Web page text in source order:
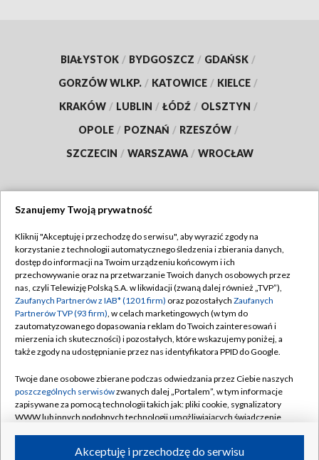
BIAŁYSTOK / BYDGOSZCZ / GDAŃSK /
GORZÓW WLKP. / KATOWICE / KIELCE /
KRAKÓW / LUBLIN / ŁÓDŹ / OLSZTYN /
OPOLE / POZNAŃ / RZESZÓW /
SZCZECIN / WARSZAWA / WROCŁAW
TVP
Abonament TVP
Emisja w TVP
Centrum informacji TVP
Naziemna Telewizja Cyfrowa
Rada Programowa
System NOS
Informacje o nadawcy
Regulamin TVP
Polityka prywatności
Moje zgody
Pomoc
Kontakt
Kanały
Szanujemy Twoją prywatność
Kliknij "Akceptuję i przechodzę do serwisu", aby wyrazić zgody na
korzystanie z technologii automatycznego śledzenia i zbierania danych,
dostęp do informacji na Twoim urządzeniu końcowym i ich
przechowywanie oraz na przetwarzanie Twoich danych osobowych przez
nas, czyli Telewizję Polską S.A. w likwidacji (zwaną dalej również „TVP”),
Zaufanych Partnerów z IAB* (1201 firm) oraz pozostałych Zaufanych
Partnerów TVP (93 firm), w celach marketingowych (w tym do
zautomatyzowanego dopasowania reklam do Twoich zainteresowań i
mierzenia ich skuteczności) i pozostałych, które wskazujemy poniżej, a
także zgody na udostępnianie przez nas identyfikatora PPID do Google.
Twoje dane osobowe zbierane podczas odwiedzania przez Ciebie naszych
poszczególnych serwisówzwanych dalej „Portalem”, w tym informacje
zapisywane za pomocą technologii takich jak: pliki cookie, sygnalizatory
WWW lub innych podobnych technologii umożliwiających świadczenie
ruchu w Internecie.Akceptuję i przechodzę do serwisu